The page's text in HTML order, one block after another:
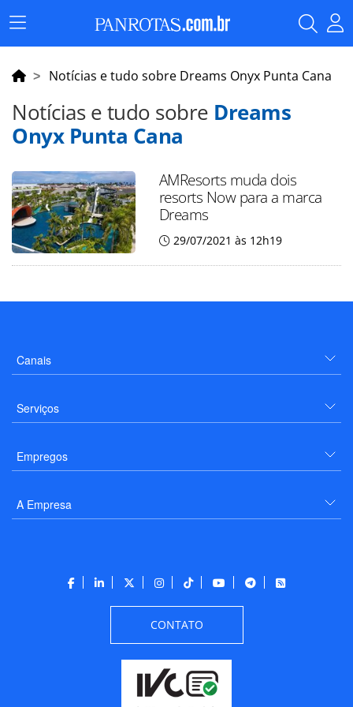
Menu
Principal
Notícias e tudo sobre Dreams Onyx Punta Cana
Notícias e tudo sobre Dreams
Onyx Punta Cana
AMResorts muda dois
resorts Now para a marca
Dreams
29/07/2021 às 12h19
Canais
Serviços
Empregos
A Empresa
CONTATO